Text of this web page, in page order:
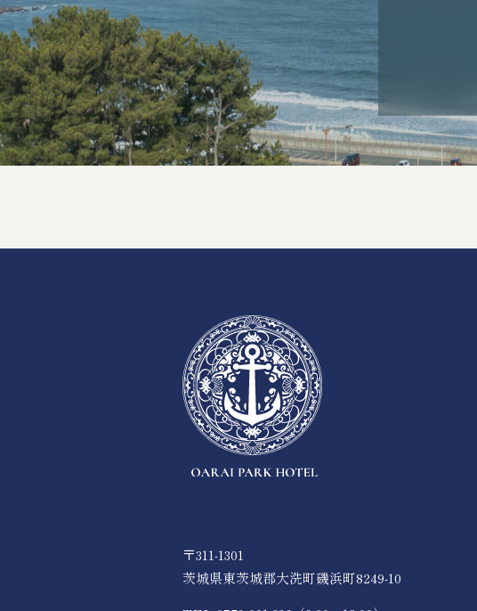
〒311-1301
茨城県東茨城郡大洗町磯浜町8249-10